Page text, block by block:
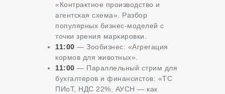
«Контрактное производство и
агентская схема». Разбор
популярных бизнес-моделей с
точки зрения маркировки.
11:00 — Зообизнес: «Агрегация
кормов для животных».
11:00 — Параллельный стрим для
бухгалтеров и финансистов: «ТС
ПИоТ, НДС 22%, АУСН — как